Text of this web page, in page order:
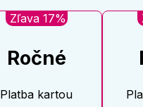
Zľava 17%
Ročné
Platba kartou